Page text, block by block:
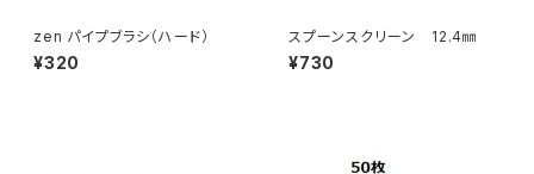
zen パイプブラシ（ハード）
¥320
スプーンスクリーン 12.4㎜
¥730